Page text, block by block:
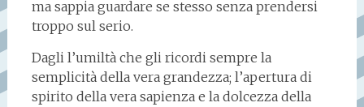
ma sappia guardare se stesso senza prendersi
troppo sul serio.
Dagli l’umiltà che gli ricordi sempre la
semplicità della vera grandezza; l’apertura di
spirito della vera sapienza e la dolcezza della